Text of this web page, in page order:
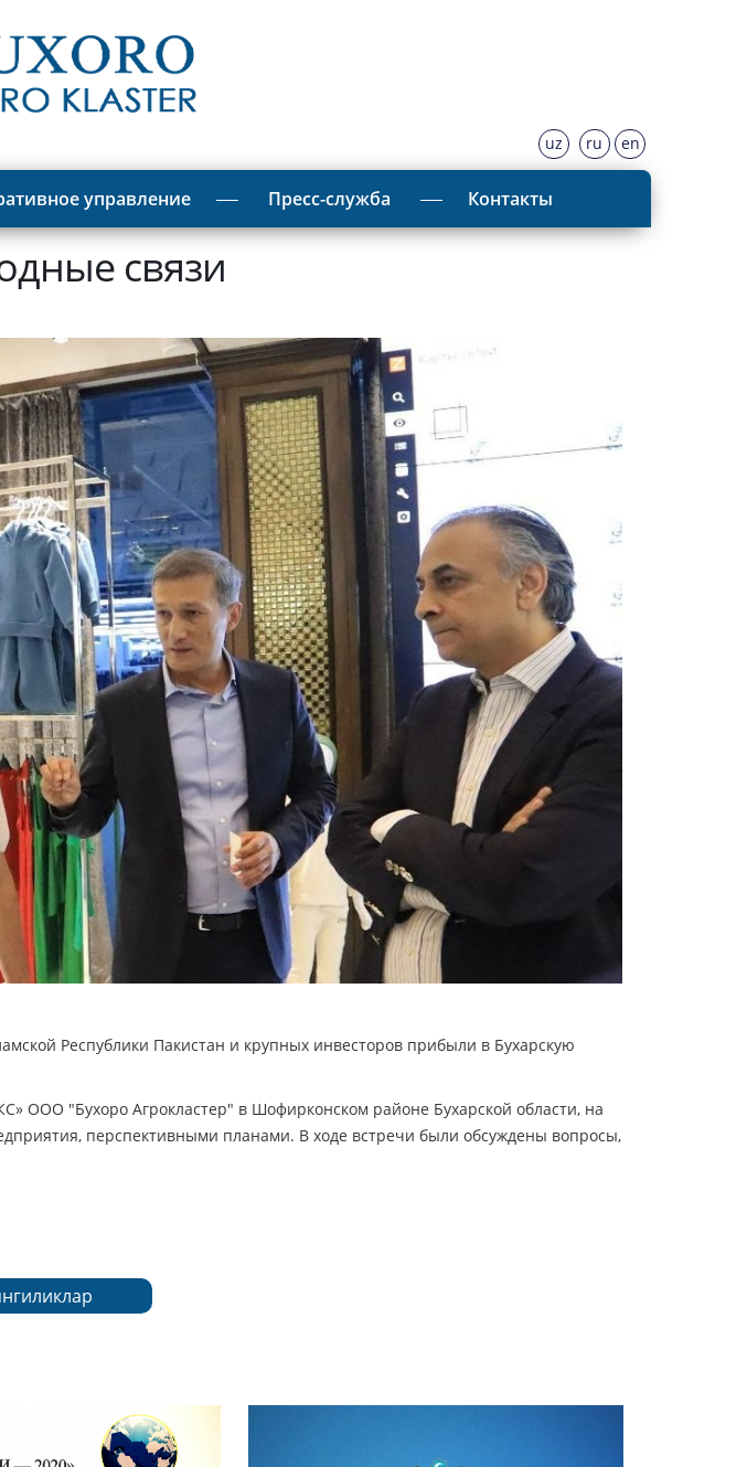
uz ru en
управление Пресс-служба Контакты
связи
Республики Пакистан и крупных инвесторов прибыли в Бухарскую
ООО "Бухоро Агрокластер" в Шофирконском районе Бухарской области, на
перспективными планами. В ходе встречи были обсуждены вопросы,